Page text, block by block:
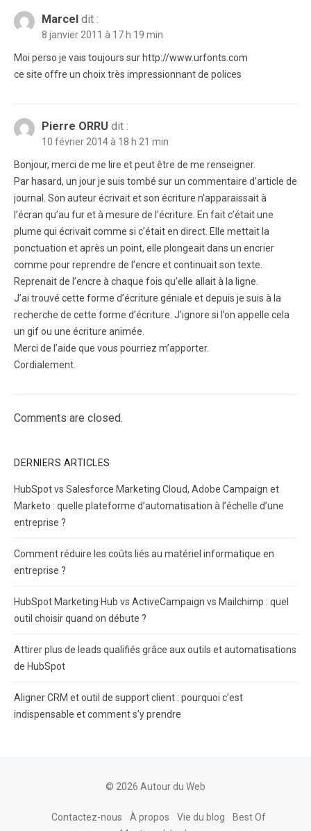
Marcel dit :
8 janvier 2011 à 17 h 19 min
Moi perso je vais toujours sur http://www.urfonts.com
ce site offre un choix très impressionnant de polices
Pierre ORRU dit :
10 février 2014 à 18 h 21 min
Bonjour, merci de me lire et peut être de me renseigner.
Par hasard, un jour je suis tombé sur un commentaire d’article de
journal. Son auteur écrivait et son écriture n’apparaissait à
l’écran qu’au fur et à mesure de l’écriture. En fait c’était une
plume qui écrivait comme si c’était en direct. Elle mettait la
ponctuation et après un point, elle plongeait dans un encrier
comme pour reprendre de l’encre et continuait son texte.
Reprenait de l’encre à chaque fois qu’elle allait à la ligne.
J’ai trouvé cette forme d’écriture géniale et depuis je suis à la
recherche de cette forme d’écriture. J’ignore si l’on appelle cela
un gif ou une écriture animée.
Merci de l’aide que vous pourriez m’apporter.
Cordialement.
Comments are closed.
DERNIERS ARTICLES
HubSpot vs Salesforce Marketing Cloud, Adobe Campaign et
Marketo : quelle plateforme d’automatisation à l’échelle d’une
entreprise ?
Comment réduire les coûts liés au matériel informatique en
entreprise ?
HubSpot Marketing Hub vs ActiveCampaign vs Mailchimp : quel
outil choisir quand on débute ?
Attirer plus de leads qualifiés grâce aux outils et automatisations
de HubSpot
Aligner CRM et outil de support client : pourquoi c’est
indispensable et comment s’y prendre
© 2026 Autour du Web
Contactez-nous À propos Vie du blog
Best Of